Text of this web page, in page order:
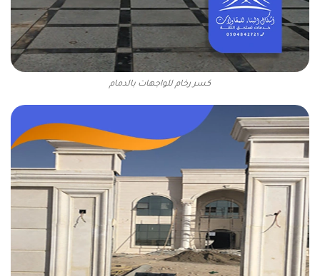
كسر رخام للواجهات بالدمام